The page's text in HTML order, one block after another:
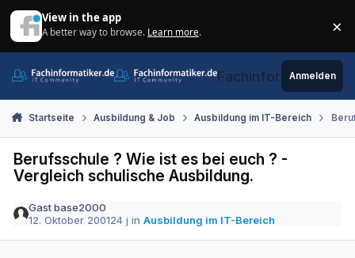
View in the app
A better way to browse. Learn more. ×
Fachinformatiker.de
Anmelden
Startseite Ausbildung & Job Ausbildung im IT-Bereich
Berufsschule ? Wie ist es bei euch ? -
Vergleich schulische Ausbildung.
Gast base2000
12. Oktober 200124 j inAusbildung im IT-Bereich